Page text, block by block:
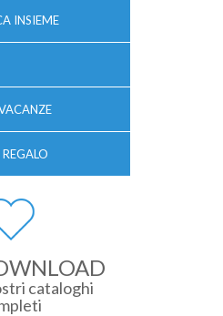
INSIEME
cataloghi